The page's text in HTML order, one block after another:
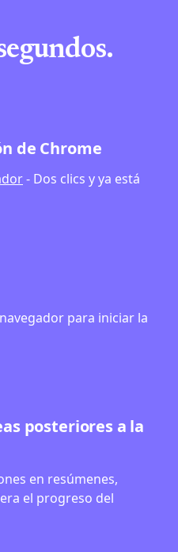
de Chrome
- Dos clics y ya está
para iniciar la
posteriores a la
en resúmenes,
el progreso del